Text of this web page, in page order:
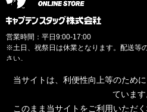
営業時間：平日9:00-17:00
※土日、祝祭日は休業となります。配送等
さい。
当サイトは、利便性向上等のため
ています
このまま当サイトをご利用いただ